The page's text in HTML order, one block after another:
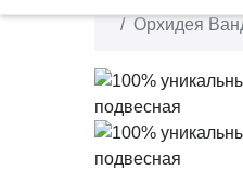
Орхидея